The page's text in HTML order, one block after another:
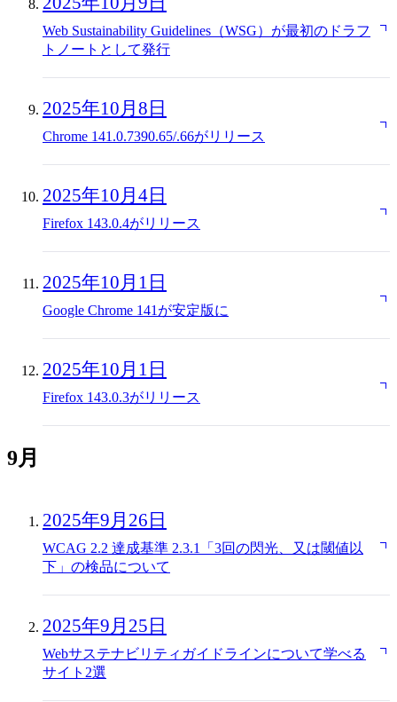
Web Sustainability Guidelines（WSG）が最初のドラフ
トノートとして発行
2025年10月8日
Chrome 141.0.7390.65/.66がリリース
2025年10月4日
Firefox 143.0.4がリリース
2025年10月1日
Google Chrome 141が安定版に
2025年10月1日
Firefox 143.0.3がリリース
9月
2025年9月26日
WCAG 2.2 達成基準 2.3.1「3回の閃光、又は閾値以
下」の検品について
2025年9月25日
Webサステナビリティガイドラインについて学べる
サイト2選